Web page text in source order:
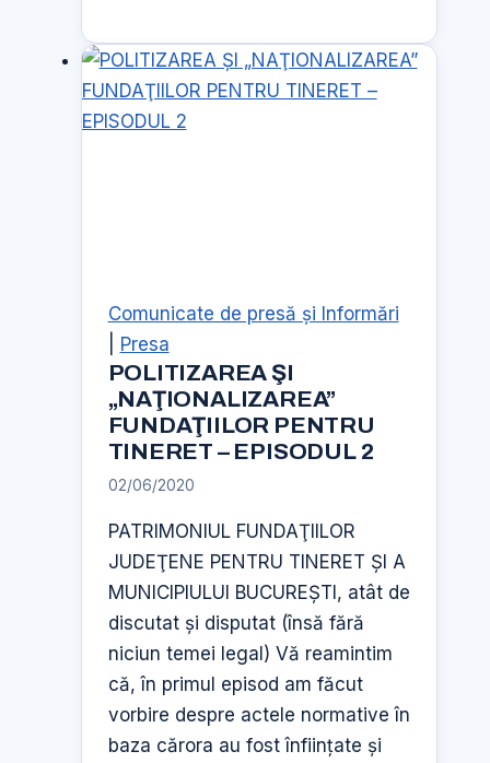
Romaniei
Comunicate de presă şi Informări
Presa
POLITIZAREA ŞI
„NAŢIONALIZAREA”
FUNDAŢIILOR PENTRU
TINERET – EPISODUL 2
02/06/2020
PATRIMONIUL FUNDAŢIILOR
JUDEŢENE PENTRU TINERET ŞI A
MUNICIPIULUI BUCUREŞTI, atât de
discutat şi disputat (însă fără
niciun temei legal) Vă reamintim
că, în primul episod am făcut
vorbire despre actele normative în
baza cărora au fost înfiinţate şi